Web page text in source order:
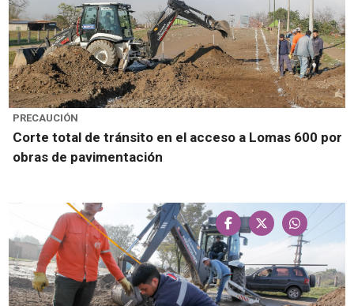
PRECAUCIÓN
Corte total de tránsito en el acceso a Lomas 600 por
obras de pavimentación